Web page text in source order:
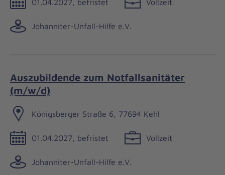
01.04.2027, befristet Vollzeit
Johanniter-Unfall-Hilfe e.V.
Auszubildende zum Notfallsanitäter
(m/w/d)
Königsberger Straße 6, 77694 Kehl
01.04.2027, befristet Vollzeit
Johanniter-Unfall-Hilfe e.V.